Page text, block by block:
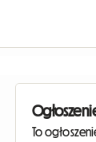
To